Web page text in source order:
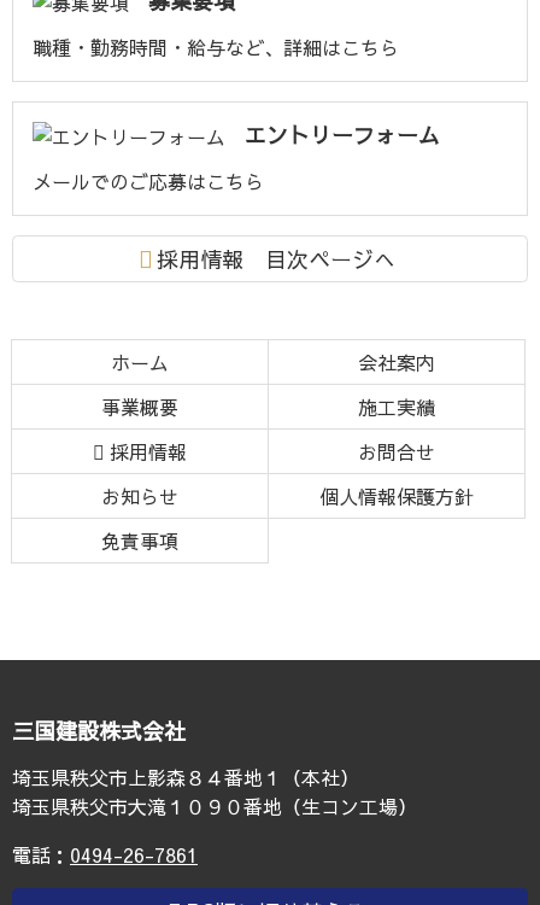
職種・勤務時間・給与など、詳細はこちら
エントリーフォーム
メールでのご応募はこちら
採用情報 目次ページへ
ン
ツ
文
の
ー
先
へ
戻
ホーム
会社案内
事業概要
施工実績
採用情報
お問合せ
お知らせ
個人情報保護方針
免責事項
三国建設株式会社
埼玉県秩父市上影森８４番地１（本社）
埼玉県秩父市大滝１０９０番地（生コン工場）
電話： 0494-26-7861